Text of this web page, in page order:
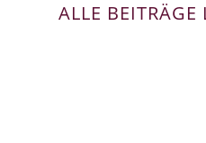
ALLE BEITRÄGE